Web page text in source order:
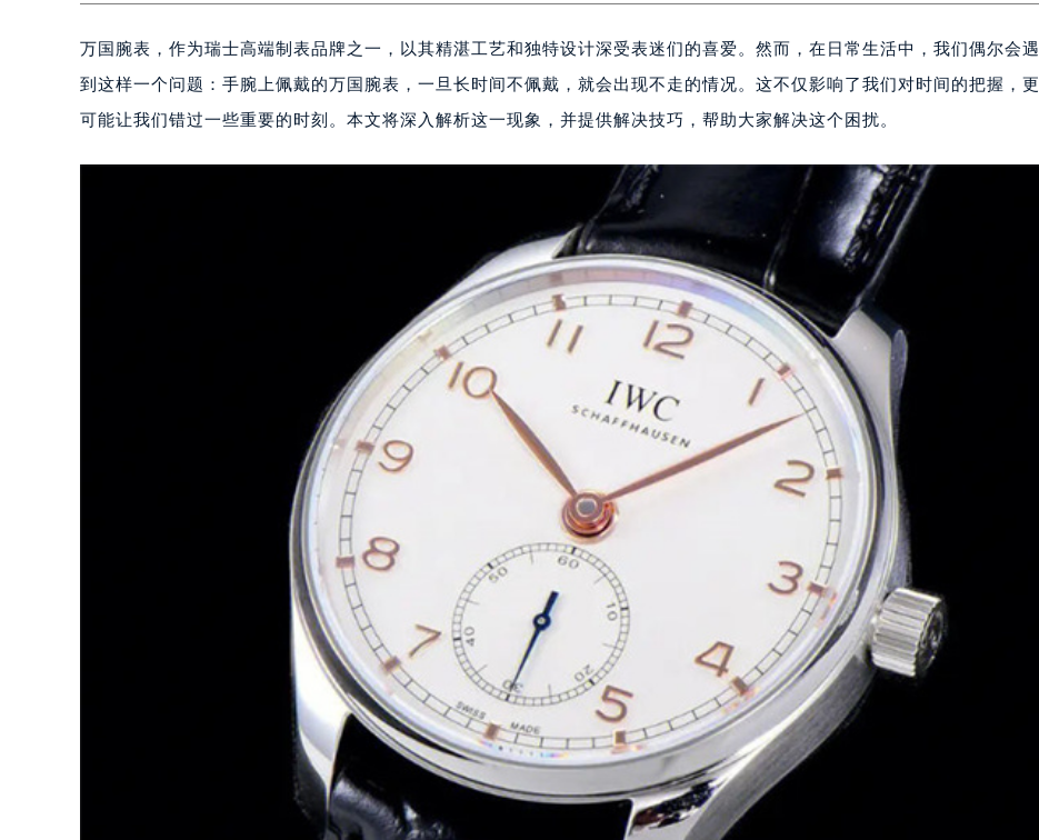
万国腕表，作为瑞士高端制表品牌之一，以其精湛工艺和独特设计深受表迷们的喜爱。然而，在日常生活中，我们偶尔会遇
到这样一个问题：手腕上佩戴的万国腕表，一旦长时间不佩戴，就会出现不走的情况。这不仅影响了我们对时间的把握，更
可能让我们错过一些重要的时刻。本文将深入解析这一现象，并提供解决技巧，帮助大家解决这个困扰。